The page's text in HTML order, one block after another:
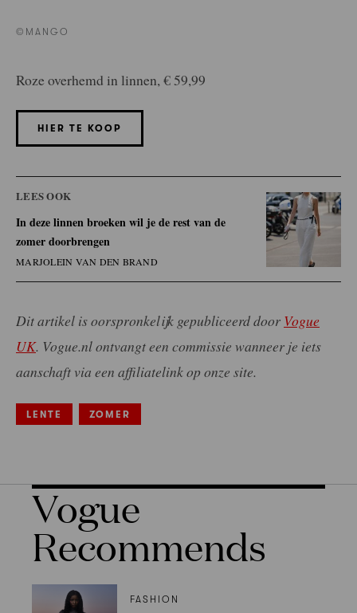
©MANGO
Roze overhemd in linnen, € 59,99
HIER TE KOOP
LEES OOK
In deze linnen broeken wil je de rest van de
zomer doorbrengen
MARJOLEIN VAN DEN BRAND
Dit artikel is oorspronkelijk gepubliceerd door Vogue
UK. Vogue.nl ontvangt een commissie wanneer je iets
aanschaft via een affiliatelink op onze site.
LENTE ZOMER
Vogue
Recommends
FASHION